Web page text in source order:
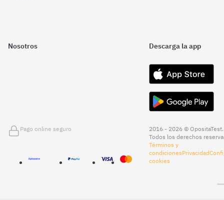
Nosotros Descarga la app
Pago online seguro
2016 - 2026 © OpositaTest.
Todos los derechos
Términos y
condicionesPrivacidad
cookies